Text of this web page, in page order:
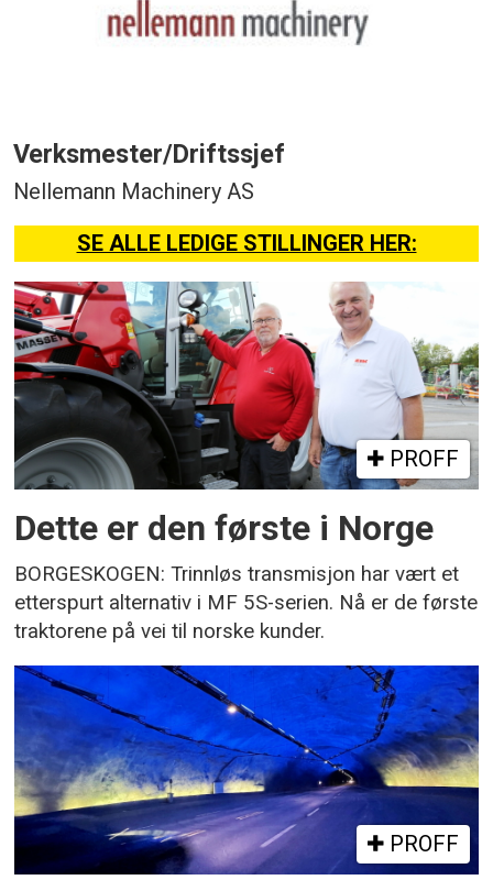
Verksmester/Driftssjef
Nellemann Machinery AS
SE ALLE LEDIGE STILLINGER HER:
PROFF
Dette er den første i Norge
BORGESKOGEN: Trinnløs transmisjon har vært et
etterspurt alternativ i MF 5S-serien. Nå er de første
traktorene på vei til norske kunder.
PROFF